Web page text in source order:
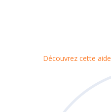
Découvrez cette aide